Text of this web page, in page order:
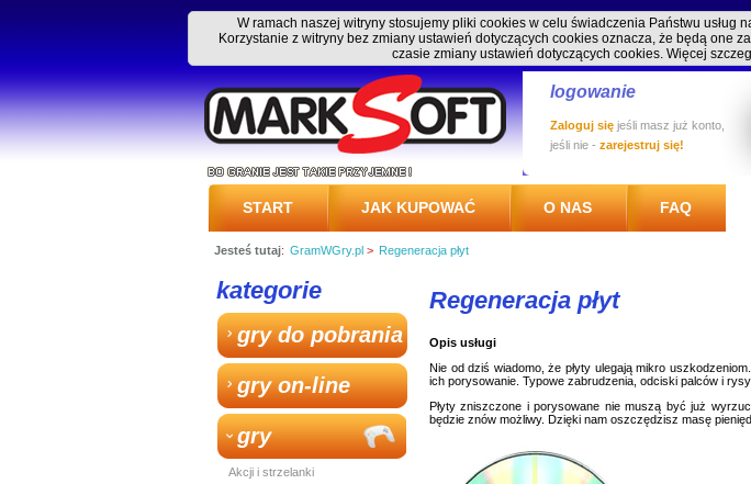
W ramach naszej witryny stosujemy pliki cookies w celu świadczenia Państwu
Korzystanie z witryny bez zmiany ustawień dotyczących cookies oznacza, że będą one
czasie zmiany ustawień dotyczących cookies. Więcej
logowanie
Zaloguj się jeśli masz już konto,
jeśli nie - zarejestruj się!
START JAK KUPOWAĆ O NAS FAQ
PRZESYŁKA
Jesteś tutaj: GramWGry.pl > Regeneracja płyt
kategorie
gry do pobrania
gry on-line
gry
Akcji i strzelanki
Regeneracja płyt
Opis usługi
Nie od dziś wiadomo, że płyty ulegają mikro
ich porysowanie. Typowe zabrudzenia, odciski palców i
Płyty zniszczone i porysowane nie muszą być już
będzie znów możliwy. Dzięki nam oszczędzisz masę